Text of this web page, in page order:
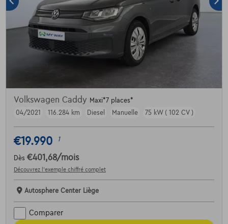
Volkswagen Caddy Maxi*7 places*
04/2021
116.284 km Diesel Manuelle 75 kW ( 102 CV )
€19.990 1
Dès €401,68/mois
Découvrez l’exemple chiffré complet
Autosphere Center Liège
Comparer